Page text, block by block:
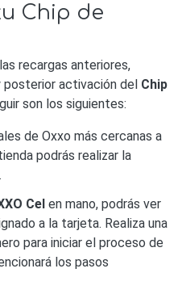
Chip de
recargas anteriores,
posterior activación del Chip
son los siguientes:
de Oxxo más cercanas a
podrás realizar la
Cel en mano, podrás ver
a la tarjeta. Realiza una
para iniciar el proceso de
los pasos